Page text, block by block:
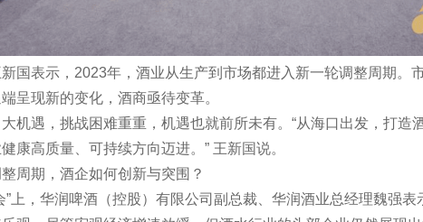
国表示，2023年，酒业从生产到市场都进入新一轮调整周期。
呈现新的变化，酒商亟待变革。
机遇，挑战困难重重，机遇也就前所未有。“从海口出发，打造
康高质量、可持续方向迈进。” 王新国说。
周期，酒企如何创新与突围？
”上，华润啤酒（控股）有限公司副总裁、华润酒业总经理魏强